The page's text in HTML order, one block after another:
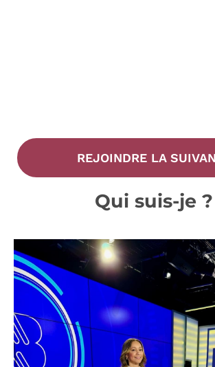
REJOINDRE LA
Qui suis-je ?